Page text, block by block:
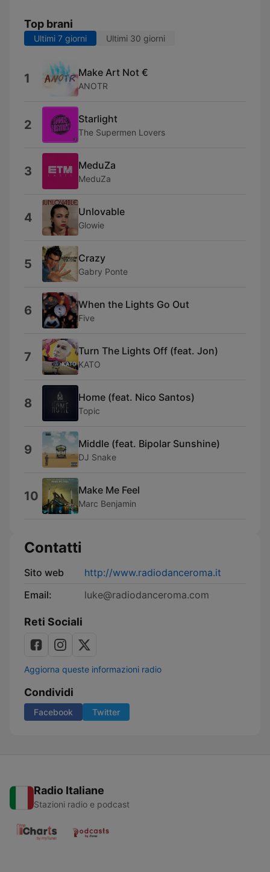
Top brani
Ultimi 7 giorni Ultimi 30 giorni
1 Make Art Not €
ANOTR
2 Starlight
The Supermen Lovers
3 MeduZa
MeduZa
4 Unlovable
Glowie
5 Crazy
Gabry Ponte
6 When the Lights Go Out
Five
7 Turn The Lights Off (feat. Jon)
KATO
8 Home (feat. Nico Santos)
Topic
9 Middle (feat. Bipolar Sunshine)
DJ Snake
10 Make Me Feel
Marc Benjamin
Contatti
Sito web
http://www.radiodanceroma.it
Email:
luke@radiodanceroma.com
Reti Sociali
Aggiorna queste informazioni radio
Condividi
Facebook Twitter
Radio Italiane
Stazioni radio e podcast